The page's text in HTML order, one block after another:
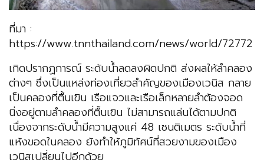
ที่มา :
https://www.tnnthailand.com/news/world/72772
เกิดปรากฏการณ์ ระดับน้ำลดลงผิดปกติ ส่งผลให้ลำคลอง
ต่างๆ ซึ่งเป็นแหล่งท่องเที่ยวสำคัญของเมืองเวนิส กลาย
เป็นคลองที่ตื้นเขิน เรือแจวและเรือเล็กหลายลำต้องจอด
นิ่งอยู่ตามลำคลองที่ตื้นเขิน ไม่สามารถแล่นได้ตามปกติ
เนื่องจากระดับน้ำมีความสูงแค่ 48 เซนติเมตร ระดับน้ำที่
แห้งขอดในคลอง ยังทำให้ภูมิทัศน์ที่สวยงามของเมือง
เวนิสเปลี่ยนไปอีกด้วย